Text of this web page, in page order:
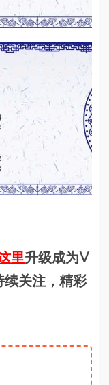
里升级成为V
续关注，精彩